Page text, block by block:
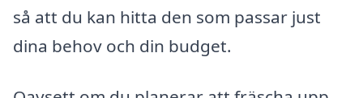
så att du kan hitta den som passar just
dina behov och din budget.